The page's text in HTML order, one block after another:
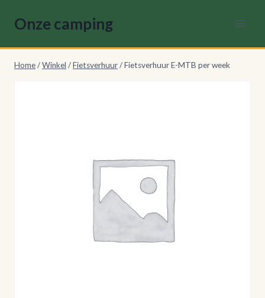
naarOnze camping
Home/Winkel /Fietsverhuur/Fietsverhuur E-MTB per week